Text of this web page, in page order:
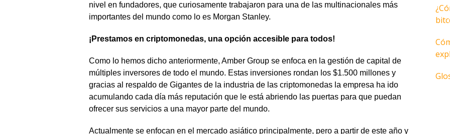
nivel en fundadores, que curiosamente trabajaron para una de las multinacionales más
importantes del mundo como lo es Morgan Stanley.
¡Prestamos en criptomonedas, una opción accesible para todos!
Como lo hemos dicho anteriormente, Amber Group se enfoca en la gestión de capital de
múltiples inversores de todo el mundo. Estas inversiones rondan los $1.500 millones y
gracias al respaldo de Gigantes de la industria de las criptomonedas la empresa ha ido
acumulando cada día más reputación que le está abriendo las puertas para que puedan
ofrecer sus servicios a una mayor parte del mundo.
Actualmente se enfocan en el mercado asiático principalmente, pero a partir de este año y